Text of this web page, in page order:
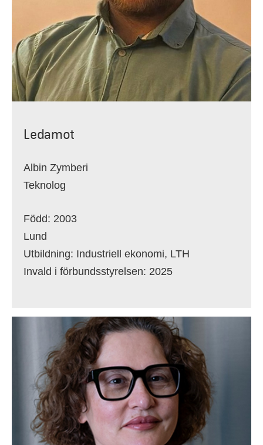
Ledamot
Albin Zymberi
Teknolog
Född: 2003
Lund
Utbildning: Industriell ekonomi, LTH
Invald i förbundsstyrelsen: 2025